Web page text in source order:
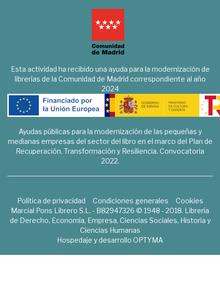
Esta actividad ha recibido una ayuda para la modernización de
librerías de la Comunidad de Madrid correspondiente al año
2024
Ayudas públicas para la modernización de las pequeñas y
medianas empresas del sector del libro en el marco del Plan de
Recuperación, Transformación y Resiliencia. Convocatoria
2022.
Política de privacidad Condiciones generales
Cookies
Marcial Pons Librero S.L. - B82947326 © 1948 - 2018. Librería
de Derecho, Economía, Empresa, Ciencias Sociales, Historia y
Ciencias Humanas
Hospedaje y desarrollo OPTYMA